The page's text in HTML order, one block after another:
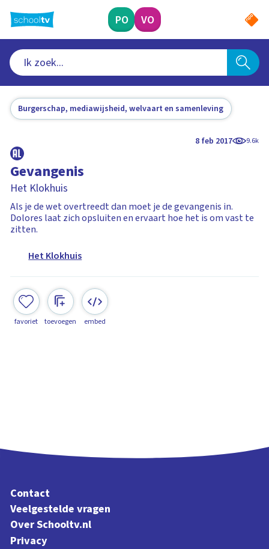
naar
hoofdinhoud
PO VO
Burgerschap, mediawijsheid, welvaart en samenleving
8 feb 2017 9.6k
Gevangenis
Het Klokhuis
Als je de wet overtreedt dan moet je de gevangenis in.
Dolores laat zich opsluiten en ervaart hoe het is om vast te
zitten.
Het Klokhuis
favoriet toevoegen embed
Contact
Veelgestelde vragen
Over Schooltv.nl
Privacy